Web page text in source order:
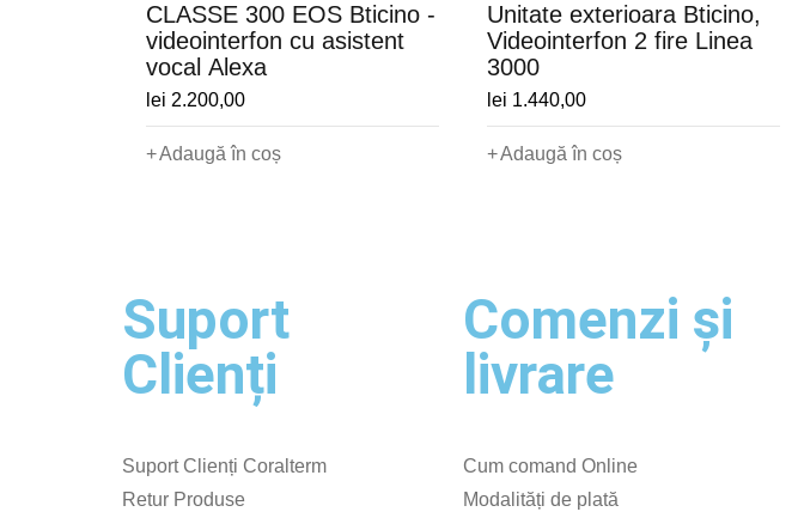
CLASSE 300 EOS Bticino -
videointerfon cu asistent
vocal Alexa
lei 2.200,00
Adaugă în coș
Unitate exterioara Bticino,
Videointerfon 2 fire Linea
3000
lei 1.440,00
Adaugă în coș
Suport
Clienți
Suport Clienți Coralterm
Retur Produse
Comenzi și
livrare
Cum comand Online
Modalități de plată